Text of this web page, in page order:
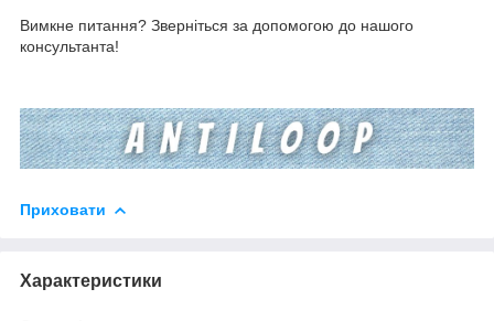
Вимкне питання? Зверніться за допомогою до нашого
консультанта!
Приховати
Характеристики